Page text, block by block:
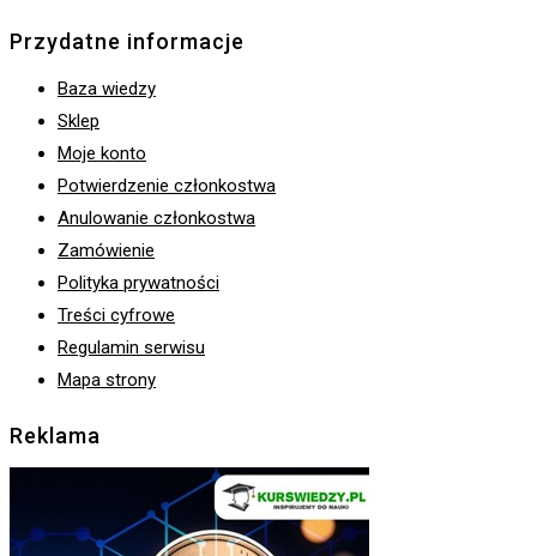
Przydatne informacje
Baza wiedzy
Sklep
Moje konto
Potwierdzenie członkostwa
Anulowanie członkostwa
Zamówienie
Polityka prywatności
Treści cyfrowe
Regulamin serwisu
Mapa strony
Reklama